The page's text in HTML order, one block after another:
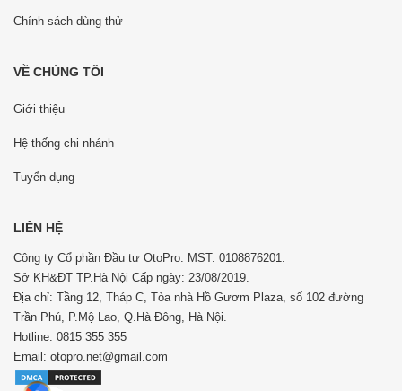
Chính sách dùng thử
VỀ CHÚNG TÔI
Giới thiệu
Hệ thống chi nhánh
Tuyển dụng
LIÊN HỆ
Công ty Cổ phần Đầu tư OtoPro. MST: 0108876201.
Sở KH&ĐT TP.Hà Nội Cấp ngày: 23/08/2019.
Địa chỉ: Tầng 12, Tháp C, Tòa nhà Hồ Gươm Plaza, số 102 đường
Trần Phú, P.Mộ Lao, Q.Hà Đông, Hà Nội.
Hotline: 0815 355 355
Email: otopro.net@gmail.com